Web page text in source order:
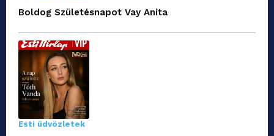
Boldog Születésnapot Vay Anita
Esti üdvözletek